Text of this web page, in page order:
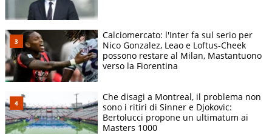
Calciomercato: l'Inter fa sul serio per
Nico Gonzalez, Leao e Loftus-Cheek
possono restare al Milan, Mastantuono
verso la Fiorentina
Che disagi a Montreal, il problema non
sono i ritiri di Sinner e Djokovic:
Bertolucci propone un ultimatum ai
Masters 1000